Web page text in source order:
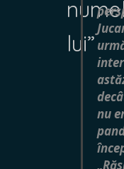
lui”
nu